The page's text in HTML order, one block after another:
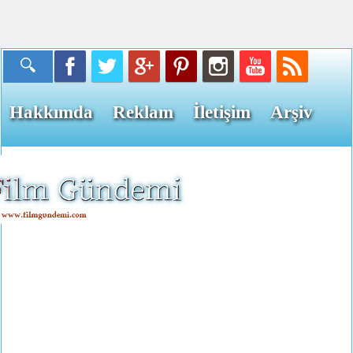
Hakkımda Reklam İletişim Arşiv